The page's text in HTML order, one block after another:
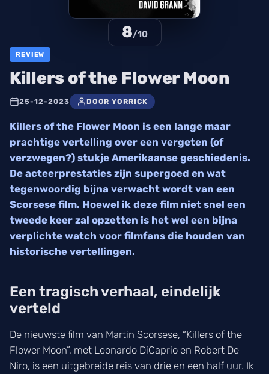
REVIEW
Killers of the Flower Moon
25-12-2023 DOOR YORRICK
8/10
Killers of the Flower Moon is een lange maar
prachtige vertelling over een vergeten (of
verzwegen?) stukje Amerikaanse geschiedenis.
De acteerprestaties zijn supergoed en wat
tegenwoordig bijna verwacht wordt van een
Scorsese film. Hoewel ik deze film niet snel een
tweede keer zal opzetten is het wel een bijna
verplichte watch voor filmfans die houden van
historische vertellingen.
Een tragisch verhaal, eindelijk
verteld
De nieuwste film van Martin Scorsese, “Killers of the
Flower Moon”, met Leonardo DiCaprio en Robert De
Niro, is een uitgebreide reis van drie en een half uur. Ik